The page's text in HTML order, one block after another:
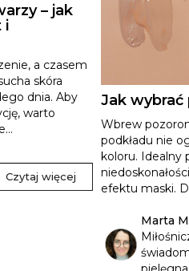
– jak
i
a czasem
skóra
dnia. Aby
warto
Czytaj więcej
Jak wybrać
Wbrew
podkładu nie
koloru. Idealny
efektu maski.
Marta